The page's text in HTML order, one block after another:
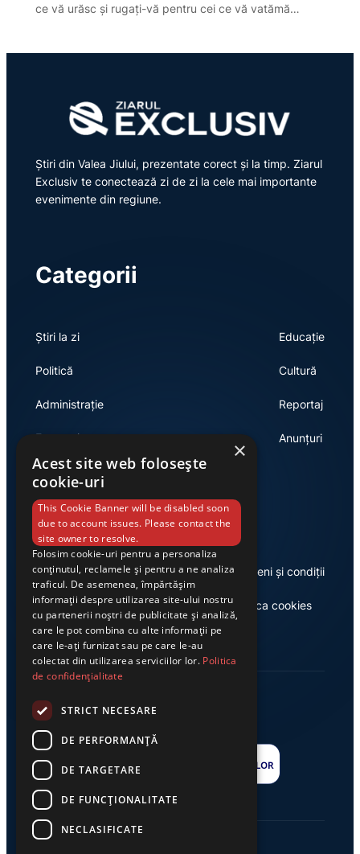
ce vă urăsc şi rugaţi-vă pentru cei ce vă vatămă…
Știri din Valea Jiului, prezentate corect și la timp. Ziarul
Exclusiv te conectează zi de zi la cele mai importante
evenimente din regiune.
Categorii
Știri la zi
Politică
Administrație
Economie
Educație
Cultură
Reportaj
Anunțuri
Link-uri utile
Despre noi
Casa de editură Exclusiv
Termeni și condiții
Politica cookies
×
Acest site web folosește
cookie-uri
This Cookie Banner will be disabled soon
due to account issues. Please contact the
site owner to resolve.
Folosim cookie-uri pentru a personaliza
conținutul, reclamele și pentru a ne analiza
traficul. De asemenea, împărtășim
informații despre utilizarea site-ului nostru
cu partenerii noștri de publicitate și analiză,
care le pot combina cu alte informații pe
care le-ați furnizat sau pe care le-au
colectat din utilizarea serviciilor lor. Politica
de confidențialitate
STRICT NECESARE
DE PERFORMANȚĂ
DE TARGETARE
DE FUNCŢIONALITATE
NECLASIFICATE